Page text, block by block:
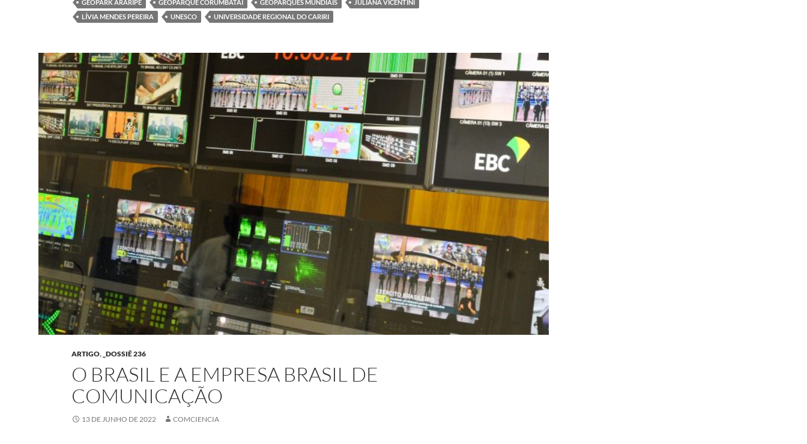
GEOPARK ARARIPE GEOPARQUE CORUMBATAÍ GEOPARQUES MUNDIAIS
JULIANA VICENTINI
LÍVIA MENDES PEREIRA
UNESCO UNIVERSIDADE REGIONAL DO CARIRI
ARTIGO, _DOSSIÊ 236
O BRASIL E A EMPRESA BRASIL DE
COMUNICAÇÃO
13 DE JUNHO DE 2022 COMCIENCIA